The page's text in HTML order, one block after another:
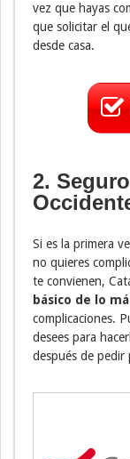
vez que hayas
que solicitar el
desde casa.
2.
Si es la primera
no quieres
te convienen,
básico de lo
complicaciones.
desees para
después de pedir